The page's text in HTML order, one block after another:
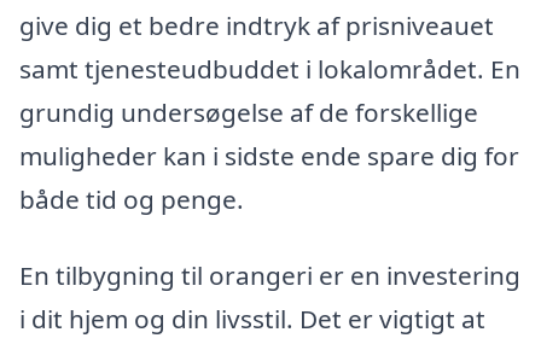
give dig et bedre indtryk af prisniveauet
samt tjenesteudbuddet i lokalområdet. En
grundig undersøgelse af de forskellige
muligheder kan i sidste ende spare dig for
både tid og penge.
En tilbygning til orangeri er en investering
i dit hjem og din livsstil. Det er vigtigt at